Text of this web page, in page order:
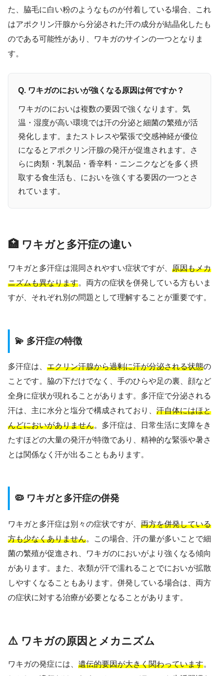
た、脇毛に白い粉のようなものが付着している場合、これ
はアポクリン汗腺から分泌された汗の成分が結晶化したも
のである可能性があり、ワキガのサインの一つとなりま
す。
Q. ワキガのにおいが強くなる原因は何ですか？
ワキガのにおいは複数の要因で強くなります。気
温・湿度が高い環境では汗の分泌と細菌の繁殖が活
発化します。またストレスや緊張で交感神経が優位
になるとアポクリン汗腺の発汗が促進されます。さ
らに肉類・乳製品・香辛料・ニンニクなどを多く摂
取する食生活も、においを強くする要因の一つとさ
れています。
🏥 ワキガと多汗症の違い
ワキガと多汗症は混同されやすい症状ですが、 原因もメカ
ニズムも異なります。両方の症状を併発している方もいま
すが、それぞれ別の問題として理解することが重要です。
💫 多汗症の特徴
多汗症は、 エクリン汗腺から過剰に汗が分泌される状態の
ことです。脇の下だけでなく、手のひらや足の裏、顔など
全身に症状が現れることがあります。多汗症で分泌される
汗は、主に水分と塩分で構成されており、 汗自体にはほと
んどにおいがありません。多汗症は、日常生活に支障をき
たすほどの大量の発汗が特徴であり、精神的な緊張や暑さ
とは関係なく汗が出ることもあります。
🦠 ワキガと多汗症の併発
ワキガと多汗症は別々の症状ですが、 両方を併発している
方も少なくありません。この場合、汗の量が多いことで細
菌の繁殖が促進され、ワキガのにおいがより強くなる傾向
があります。また、衣類が汗で濡れることでにおいが拡散
しやすくなることもあります。併発している場合は、両方
の症状に対する治療が必要となることがあります。
⚠️ ワキガの原因とメカニズム
ワキガの発症には、 遺伝的要因が大きく関わっています。